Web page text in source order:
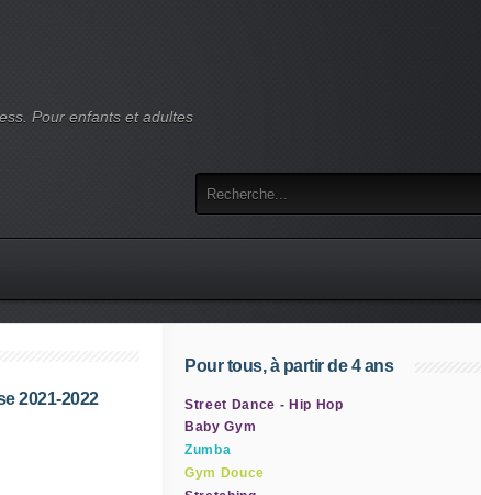
Pour enfants et adultes
2021-2022
Pour tous, à partir de 4 ans
Street Dance - Hip Hop
Baby Gym
Zumba
Gym Douce